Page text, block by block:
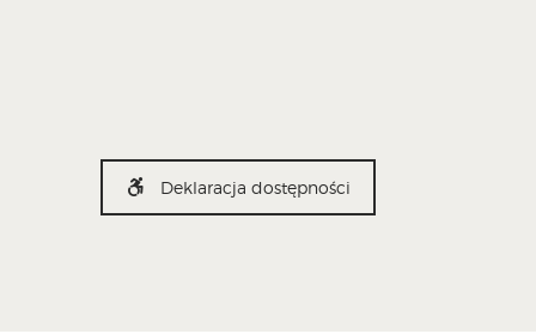
Deklaracja dostępności